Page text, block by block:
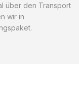
über den Transport
wir in